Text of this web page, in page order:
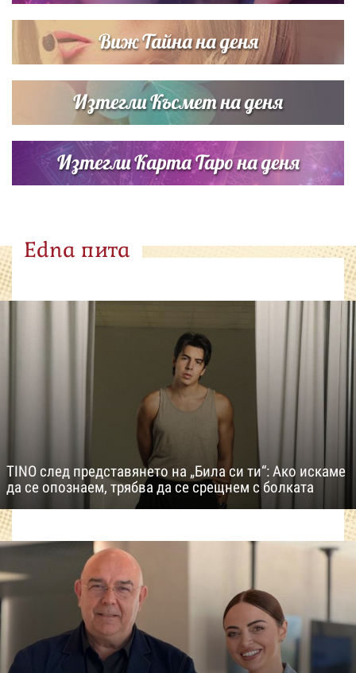
Виж Тайна на деня
Изтегли Късмет на деня
Изтегли Карта Таро на деня
Edna пита
TINO след представянето на „Била си ти“: Ако искаме
да се опознаем, трябва да се срещнем с болката